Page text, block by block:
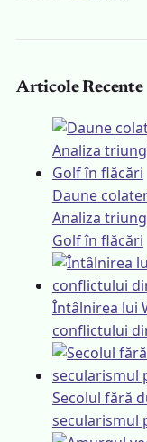
Articole Recente
Daune
Analiza
Golf în flăcări
Întâlnirea lui
conflictului
Secolul fără
secularismul